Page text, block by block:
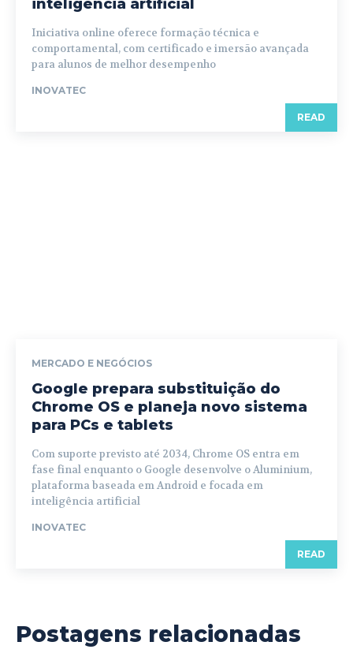
inteligência artificial
Iniciativa online oferece formação técnica e
comportamental, com certificado e imersão avançada
para alunos de melhor desempenho
INOVATEC
READ
MERCADO E NEGÓCIOS
Google prepara substituição do
Chrome OS e planeja novo sistema
para PCs e tablets
Com suporte previsto até 2034, Chrome OS entra em
fase final enquanto o Google desenvolve o Aluminium,
plataforma baseada em Android e focada em
inteligência artificial
INOVATEC
READ
Postagens relacionadas